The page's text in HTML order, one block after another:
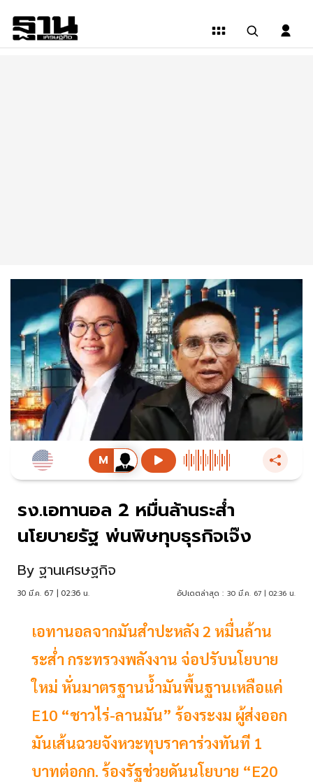
รง.เอทานอล 2 หมื่นล้านระส่ำ
นโยบายรัฐ พ่นพิษทุบธุรกิจเจ๊ง
By ฐานเศรษฐกิจ
30 มี.ค. 67 | 02:36 น. อัปเดตล่าสุด : 30 มี.ค. 67 | 02:36 น.
เอทานอลจากมันสำปะหลัง 2 หมื่นล้าน
ระสํ่า กระทรวงพลังงาน จ่อปรับนโยบาย
ใหม่ หั่นมาตรฐานนํ้ามันพื้นฐานเหลือแค่
E10 “ชาวไร่-ลานมัน” ร้องระงม ผู้ส่งออก
มันเส้นฉวยจังหวะทุบราคาร่วงทันที 1
บาทต่อกก. ร้องรัฐช่วยดันนโยบาย “E20